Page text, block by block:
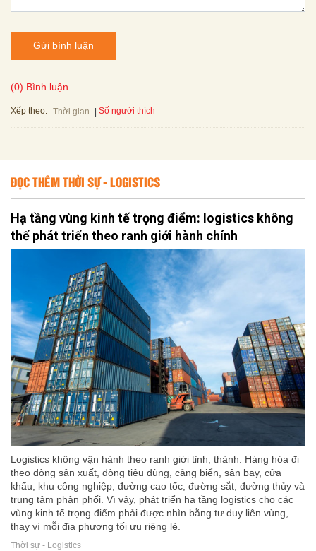
Gửi bình luận
(0) Bình luận
Xếp theo: Thời gian Số người thích
ĐỌC THÊM THỜI SỰ - LOGISTICS
Hạ tầng vùng kinh tế trọng điểm: logistics không
thể phát triển theo ranh giới hành chính
Logistics không vận hành theo ranh giới tỉnh, thành. Hàng hóa đi
theo dòng sản xuất, dòng tiêu dùng, cảng biển, sân bay, cửa
khẩu, khu công nghiệp, đường cao tốc, đường sắt, đường thủy và
trung tâm phân phối. Vì vậy, phát triển hạ tầng logistics cho các
vùng kinh tế trọng điểm phải được nhìn bằng tư duy liên vùng,
thay vì mỗi địa phương tối ưu riêng lẻ.
Thời sự - Logistics